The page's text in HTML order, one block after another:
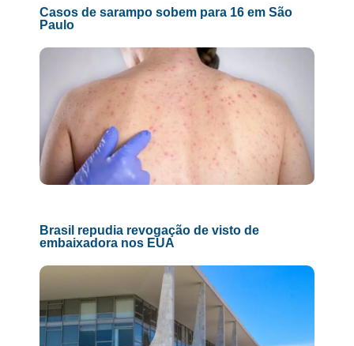
Casos de sarampo sobem para 16 em São
Paulo
Brasil repudia revogação de visto de
embaixadora nos EUA